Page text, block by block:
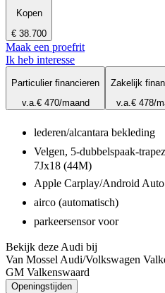
Kopen
€ 38.700
Maak een proefrit
Ik heb interesse
Particulier financieren
v.a.€ 470/maand
Zakelijk
v.a.€ 478/
lederen/alcantara bekleding
Velgen, 5-dubbelspaak-
7Jx18 (44M)
Apple Carplay/Android Auto
airco (automatisch)
parkeersensor voor
Bekijk deze Audi bij
Van Mossel Audi/Volkswagen
GM Valkenswaard
Openingstijden